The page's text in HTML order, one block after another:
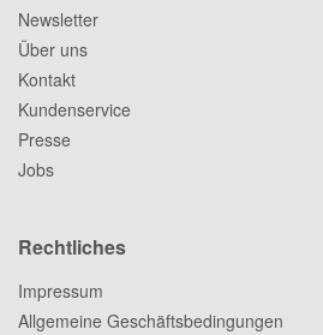
Newsletter
Über uns
Kontakt
Kundenservice
Presse
Jobs
Rechtliches
Impressum
Allgemeine Geschäftsbedingungen